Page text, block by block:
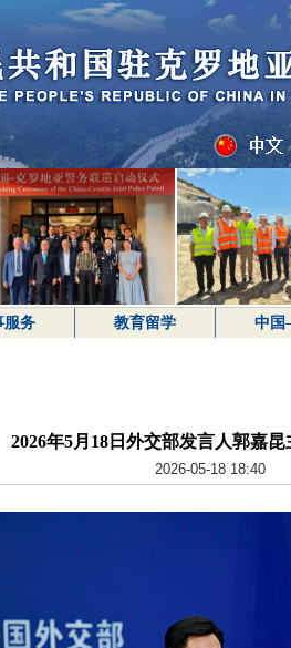
服务 教育留学 中国
2026年5月18日外交部发言人郭嘉
2026-05-18 18:40